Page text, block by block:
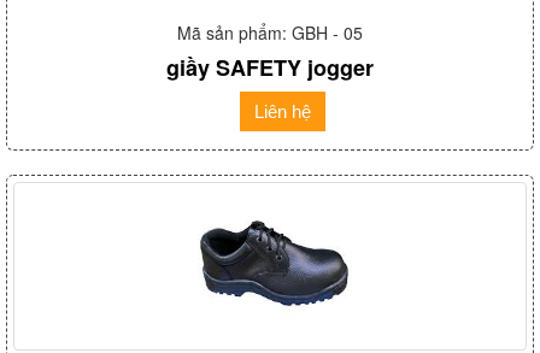
Mã sản phẩm: GBH - 05
giầy SAFETY jogger
Liên hệ